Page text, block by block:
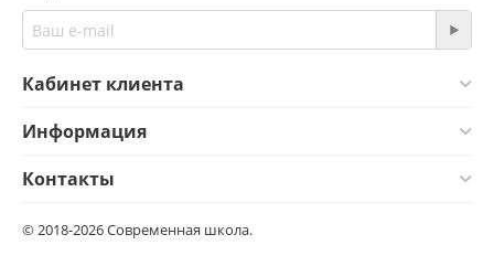
Кабинет клиента
Информация
Контакты
© 2018-2026 Современная школа.